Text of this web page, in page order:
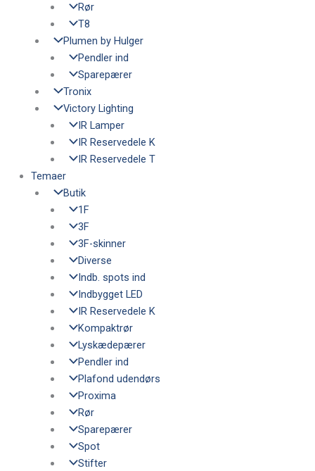
Rør
T8
Plumen by Hulger
Pendler ind
Sparepærer
Tronix
Victory Lighting
IR Lamper
IR Reservedele K
IR Reservedele T
Temaer
Butik
1F
3F
3F-skinner
Diverse
Indb. spots ind
Indbygget LED
IR Reservedele K
Kompaktrør
Lyskædepærer
Pendler ind
Plafond udendørs
Proxima
Rør
Sparepærer
Spot
Stifter